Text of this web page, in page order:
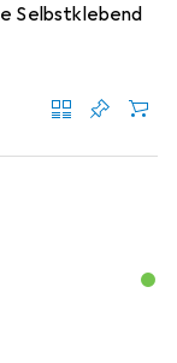
Selbstklebend